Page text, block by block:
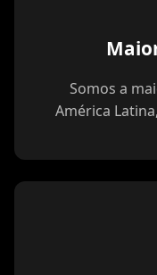
Somos a
América